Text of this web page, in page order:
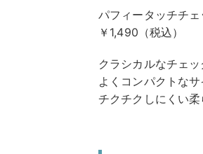
パフィータッチチ
￥1,490（税込）
クラシカルなチェ
よくコンパクトな
チクチクしにくい